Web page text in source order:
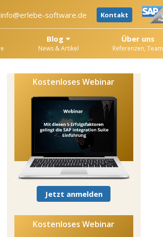
info@erlebe-software.de Kontakt
Blog
News & Artikel
Über uns
Referenzen, Team
Kostenloses Webinar
Jetzt anmelden
Kostenloses Webinar